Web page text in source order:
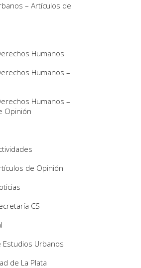
– Artículos de
Humanos
Humanos –
Humanos –
Opinión
de Opinión
CS
Urbanos
de La Plata